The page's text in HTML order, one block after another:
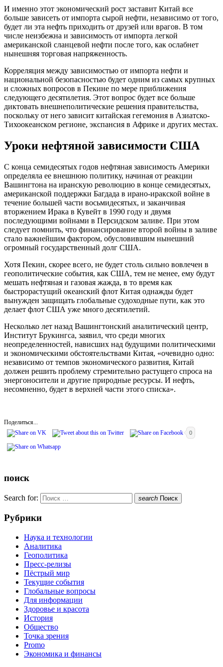
И именно этот экономический рост заставит Китай все
больше зависеть от импорта сырой нефти, независимо от того,
будет ли эта нефть приходить от друзей или врагов. В том
числе неизбежна и зависимость от импорта легкой
американской сланцевой нефти после того, как ослабнет
нынешняя торговая напряженность.
Корреляция между зависимостью от импорта нефти и
национальной безопасностью будет одним из самых крупных
и сложных вопросов в Пекине по мере приближения
следующего десятилетия. Этот вопрос будет все больше
диктовать внешнеполитические решения правительства,
поскольку от него зависит китайская гегемония в Азиатско-
Тихоокеанском регионе, экспансия в Африке и других местах.
Уроки нефтяной зависимости США
С конца семидесятых годов нефтяная зависимость Америки
определяла ее внешнюю политику, начиная от реакции
Вашингтона на иранскую революцию в конце семидесятых,
американской поддержки Багдада в ирано-иракской войне в
течение большей части восьмидесятых, и заканчивая
вторжением Ирака в Кувейт в 1990 году и двумя
последующими войнами в Персидском заливе. При этом
следует помнить, что финансирование второй войны в заливе
стало важнейшим фактором, обусловившим нынешний
огромный государственный долг США.
Хотя Пекин, скорее всего, не будет столь сильно вовлечен в
геополитические события, как США, тем не менее, ему будут
мешать нефтяная и газовая жажда, в то время как
быстрорастущий океанский флот Китая однажды будет
вынужден защищать глобальные судоходные пути, как это
делает флот США уже много десятилетий.
Несколько лет назад Вашингтонский аналитический центр,
Институт Брукингса, заявил, что среди многих
неопределенностей, нависших над будущими политическими
и экономическими обстоятельствами Китая, «очевидно одно:
независимо от темпов экономического развития, Китай
должен решить проблему стремительно растущего спроса на
энергоносители и другие природные ресурсы. И нефть,
несомненно, будет в верхней части этого списка».
Поделиться...
0
поиск
Search for: search Поиск
Рубрики
Наука и технологии
Аналитика
Геополитика
Пресс-релизы
Пёстрый мир
Текущие события
Глобальные вопросы
Для информации
Здоровье и красота
История
Общество
Точка зрения
Promo
Экономика и финансы